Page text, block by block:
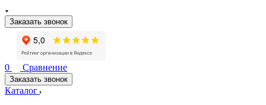
Заказать звонок
0 Сравнение
Заказать звонок
Каталог